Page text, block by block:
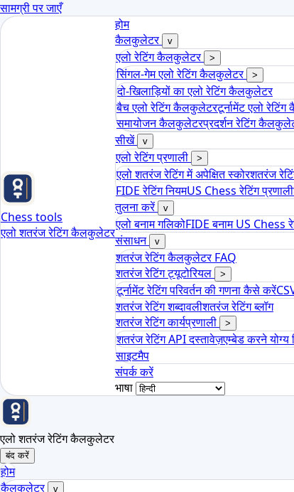
सामग्री पर जाएँ
Chess tools
एलो शतरंज रेटिंग कैलकुलेटर
होम
कैलकुलेटर
v
एलो रेटिंग कैलकुलेटर >
सिंगल-गेम एलो रेटिंग कैलकुलेटर >
दो-खिलाड़ियों का एलो रेटिंग कैलकुलेटर
बैच एलो रेटिंग कैलकुलेटरटूर्नामेंट एलो
समायोजन कैलकुलेटरप्रदर्शन रेटिंग
सीखें
v
एलो रेटिंग प्रणाली >
एलो शतरंज रेटिंग में अपेक्षित स्कोरशतरंज
FIDE रेटिंग नियमUS Chess रेटिंग प्रणाली
तुलना करें
v
एलो बनाम गलिकोFIDE बनाम US Chess
संसाधन
v
शतरंज रेटिंग कैलकुलेटर FAQ
शतरंज रेटिंग ट्यूटोरियल
>
टूर्नामेंट रेटिंग परिवर्तन की गणना कैसे करें
शतरंज रेटिंग शब्दावलीशतरंज रेटिंग ब्लॉग
शतरंज रेटिंग कार्यप्रणाली
>
शतरंज रेटिंग API दस्तावेज़एम्बेड करने योग्य
साइटमैप
संपर्क करें
भाषा
एलो शतरंज रेटिंग कैलकुलेटर
बंद करें
होम
कैलकुलेटर
v